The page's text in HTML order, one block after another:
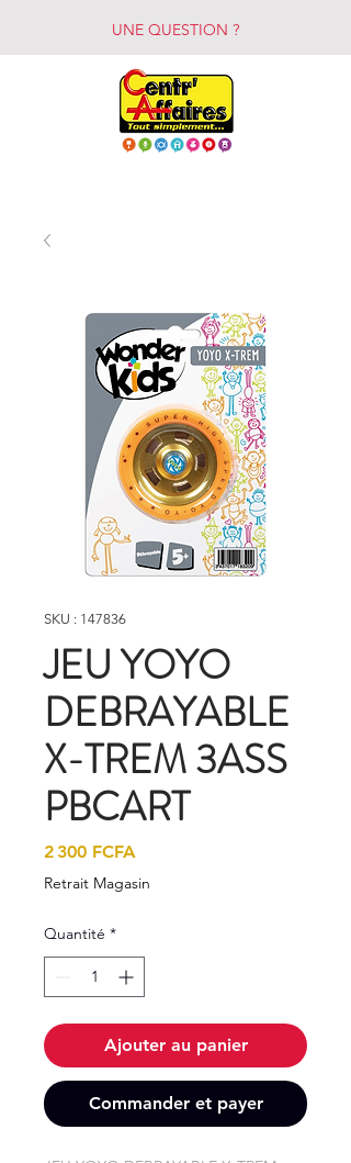
UNE QUESTION ?
SKU : 147836
JEU YOYO
DEBRAYABLE
X-TREM 3ASS
PBCART
2 300 FCFA
Retrait Magasin
Quantité *
Ajouter au panier
Commander et payer